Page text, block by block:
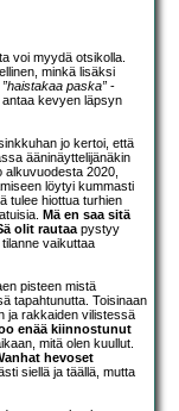
voi myydä otsikolla.
minkä lisäksi
”haistakaa paska” -
kevyen läpsyn
jo kertoi, että
ääninäyttelijänäkin
2020,
löytyi kummasti
tulee hiottua turhien
Mä en saa sitä
olit rautaa pystyy
vaikuttaa
pisteen mistä
tapahtunutta. Toisinaan
ja rakkaiden vilistessä
enää kiinnostunut
mitä olen kuullut.
hevoset
siellä ja täällä, mutta